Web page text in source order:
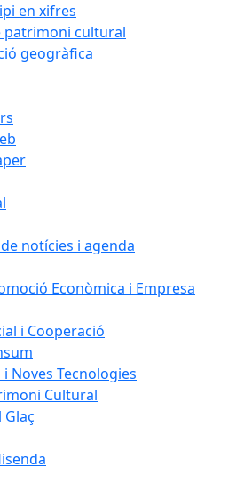
en xifres
patrimoni cultural
geogràfica
notícies i agenda
Econòmica i Empresa
i Cooperació
Noves Tecnologies
Cultural
Glaç